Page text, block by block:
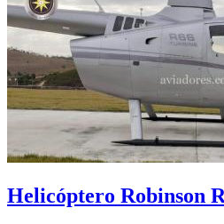
Helicóptero Robinson